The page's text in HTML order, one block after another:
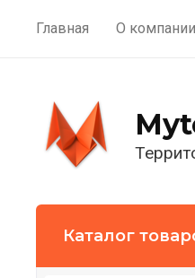
Главная О компании
Каталог